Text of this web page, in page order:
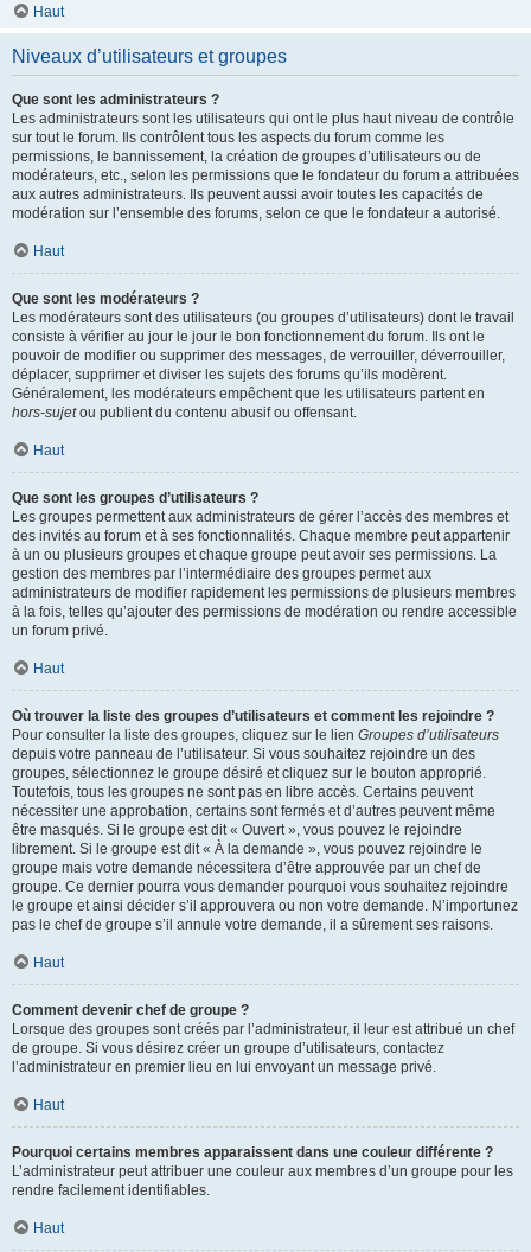
Haut
Niveaux d’utilisateurs et groupes
Que sont les administrateurs ?
Les administrateurs sont les utilisateurs qui ont le plus haut niveau de contrôle
sur tout le forum. Ils contrôlent tous les aspects du forum comme les
permissions, le bannissement, la création de groupes d’utilisateurs ou de
modérateurs, etc., selon les permissions que le fondateur du forum a attribuées
aux autres administrateurs. Ils peuvent aussi avoir toutes les capacités de
modération sur l’ensemble des forums, selon ce que le fondateur a autorisé.
Haut
Que sont les modérateurs ?
Les modérateurs sont des utilisateurs (ou groupes d’utilisateurs) dont le travail
consiste à vérifier au jour le jour le bon fonctionnement du forum. Ils ont le
pouvoir de modifier ou supprimer des messages, de verrouiller, déverrouiller,
déplacer, supprimer et diviser les sujets des forums qu’ils modèrent.
Généralement, les modérateurs empêchent que les utilisateurs partent en
hors-sujetou publient du contenu abusif ou offensant.
Haut
Que sont les groupes d’utilisateurs ?
Les groupes permettent aux administrateurs de gérer l’accès des membres et
des invités au forum et à ses fonctionnalités. Chaque membre peut appartenir
à un ou plusieurs groupes et chaque groupe peut avoir ses permissions. La
gestion des membres par l’intermédiaire des groupes permet aux
administrateurs de modifier rapidement les permissions de plusieurs membres
à la fois, telles qu’ajouter des permissions de modération ou rendre accessible
un forum privé.
Haut
Où trouver la liste des groupes d’utilisateurs et comment les rejoindre ?
Pour consulter la liste des groupes, cliquez sur le lien Groupes d’utilisateurs
depuis votre panneau de l’utilisateur. Si vous souhaitez rejoindre un des
groupes, sélectionnez le groupe désiré et cliquez sur le bouton approprié.
Toutefois, tous les groupes ne sont pas en libre accès. Certains peuvent
nécessiter une approbation, certains sont fermés et d’autres peuvent même
être masqués. Si le groupe est dit « Ouvert », vous pouvez le rejoindre
librement. Si le groupe est dit « À la demande », vous pouvez rejoindre le
groupe mais votre demande nécessitera d’être approuvée par un chef de
groupe. Ce dernier pourra vous demander pourquoi vous souhaitez rejoindre
le groupe et ainsi décider s’il approuvera ou non votre demande. N’importunez
pas le chef de groupe s’il annule votre demande, il a sûrement ses raisons.
Haut
Comment devenir chef de groupe ?
Lorsque des groupes sont créés par l’administrateur, il leur est attribué un chef
de groupe. Si vous désirez créer un groupe d’utilisateurs, contactez
l’administrateur en premier lieu en lui envoyant un message privé.
Haut
Pourquoi certains membres apparaissent dans une couleur différente ?
L’administrateur peut attribuer une couleur aux membres d’un groupe pour les
rendre facilement identifiables.
Haut